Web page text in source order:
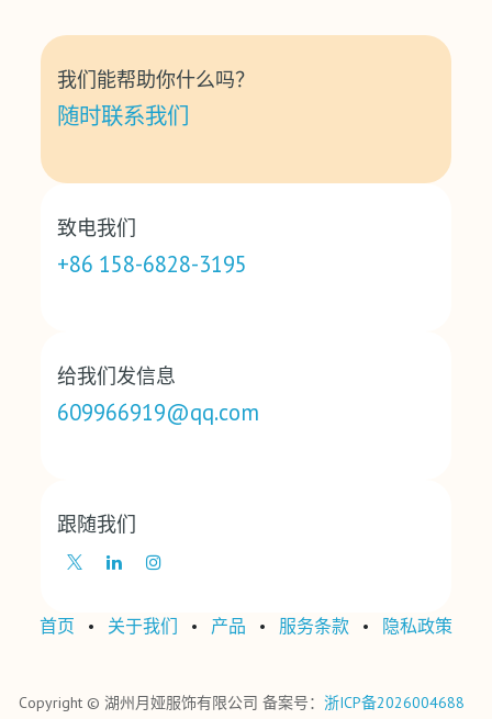
我们能帮助你什么吗？
随时联系我们
致电我们
+86 158-6828-3195
给我们发信息
609966919@qq.com
跟随我们
首页 • 关于我们 • 产品 • ‎服务条款‎ • ‎隐私政策‎
Copyright © 湖州月娅服饰有限公司 备案号： 浙ICP备2026004688